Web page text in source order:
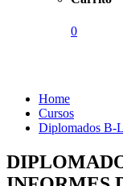
0
Home
Cursos
Diplomados B-